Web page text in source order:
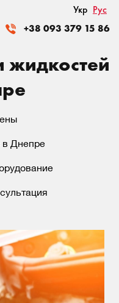
Укр Рус
+38 093 379 15 86
жидкостей
в Днепре